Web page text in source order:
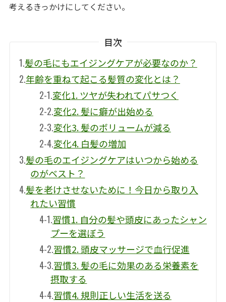
考えるきっかけにしてください。
目次
1.髪の毛にもエイジングケアが必要なのか？
2.年齢を重ねて起こる髪質の変化とは？
2-1.変化1. ツヤが失われてパサつく
2-2.変化2. 髪に癖が出始める
2-3.変化3. 髪のボリュームが減る
2-4.変化4. 白髪の増加
3.髪の毛のエイジングケアはいつから始める
のがベスト？
4.髪を老けさせないために！今日から取り入
れたい習慣
4-1.習慣1. 自分の髪や頭皮にあったシャン
プーを選ぼう
4-2.習慣2. 頭皮マッサージで血行促進
4-3.習慣3. 髪の毛に効果のある栄養素を
摂取する
4-4.習慣4. 規則正しい生活を送る